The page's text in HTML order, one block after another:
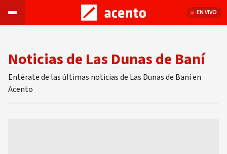
EN VIVO
Noticias de Las Dunas de Baní
Entérate de las últimas noticias de Las Dunas de Baní en
Acento